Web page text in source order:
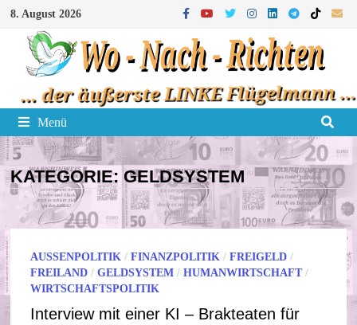
Zum
Inhalt
springen
8. August 2026
Menü
KATEGORIE: GELDSYSTEM
AUSSENPOLITIK /FINANZPOLITIK /FREIGELD /
FREILAND /GELDSYSTEM /HUMANWIRTSCHAFT/
WIRTSCHAFTSPOLITIK
Interview mit einer KI – Brakteaten für